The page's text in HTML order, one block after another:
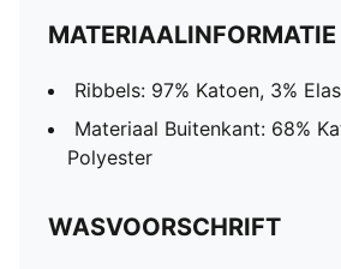
MATERIAALINFORMATIE
Ribbels: 97% Katoen, 3%
Materiaal Buitenkant: 68%
Polyester
WASVOORSCHRIFT